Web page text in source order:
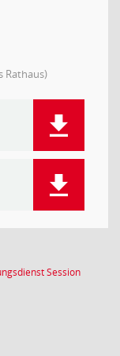
Rathaus)
Session(Wird in